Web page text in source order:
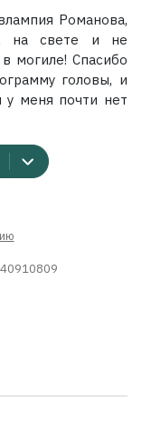
Романова,
на свете и не
могиле! Спасибо
головы, и
у меня почти нет